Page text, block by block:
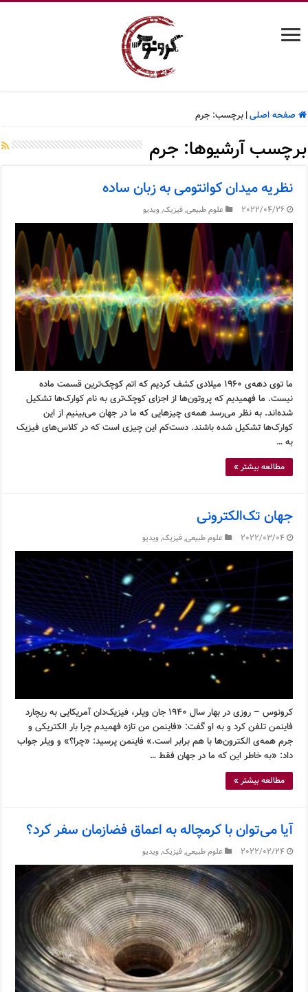
صفحه اصلی| برچسب:جرم
برچسب آرشیوها:جرم
نظریه میدان کوانتومی به زبان ساده
2022/04/26 علوم طبیعی,فیزیک,ویدیو
ما توی دهه‌ی ۱۹۶۰ میلادی کشف کردیم که اتم کوچک‌ترین قسمت ماده
نیست. ما فهمیدیم که پروتون‌ها از اجزای کوچک‌تری به نام کوارک‌ها تشکیل
شده‌اند. به نظر می‌رسد همه‌ی چیزهایی که ما در جهان می‌بینیم از این
کوارک‌ها تشکیل شده باشند. دست‌کم این چیزی است که در کلاس‌های فیزیک
به …
مطالعه بیشتر »
جهان تک‌الکترونی
2022/03/04 علوم طبیعی,فیزیک,ویدیو
کرونوس – روزی در بهار سال ۱۹۴۰ جان ویلر، فیزیک‌دان آمریکایی به ریچارد
فاینمن تلفن کرد و به او گفت: «فاینمن من تازه فهمیدم چرا بار الکتریکی و
جرم همه‌ی الکترون‌ها با هم برابر است.» فاینمن پرسید: «چرا؟» و ویلر جواب
داد: «به خاطر این که ما در جهان فقط …
مطالعه بیشتر »
آیا می‌توان با کرمچاله به اعماق فضازمان سفر کرد؟
2022/02/24 علوم طبیعی,فیزیک,ویدیو